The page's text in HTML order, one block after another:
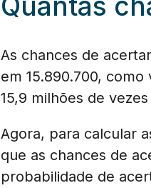
As chances de
em 15.890.700,
15,9 milhões de
Agora, para calcular
que as chances de
probabilidade de